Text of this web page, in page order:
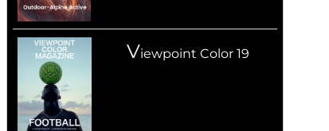
Viewpoint Color 19